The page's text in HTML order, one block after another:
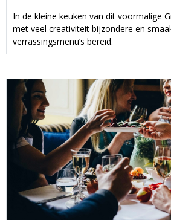
In de kleine keuken van dit voormalige
met veel creativiteit bijzondere en
verrassingsmenu’s bereid.